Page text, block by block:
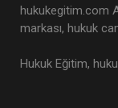
hukukegitim.com
markası, hukuk
Hukuk Eğitim,